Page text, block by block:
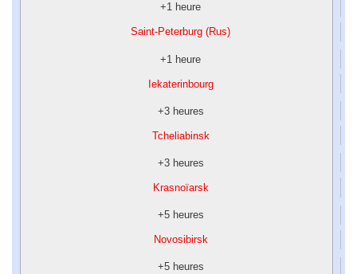
+1 heure
Saint-Peterburg (Rus)
+1 heure
Iekaterinbourg
+3 heures
Tcheliabinsk
+3 heures
Krasnoïarsk
+5 heures
Novosibirsk
+5 heures